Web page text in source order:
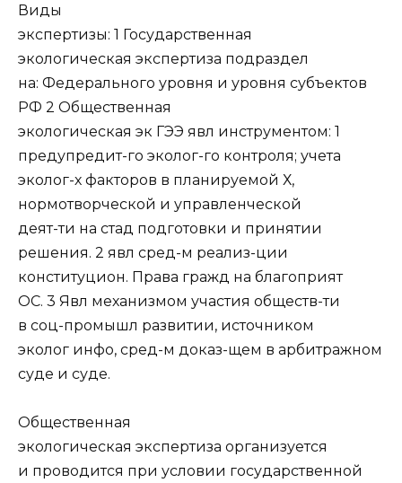
Виды
экспертизы: 1 Государственная
экологическая экспертиза подраздел
на: Федерального уровня и уровня субъектов
РФ 2 Общественная
экологическая эк ГЭЭ явл инструментом: 1
предупредит-го эколог-го контроля; учета
эколог-х факторов в планируемой Х,
нормотворческой и управленческой
деят-ти на стад подготовки и принятии
решения. 2 явл сред-м реализ-ции
конституцион. Права гражд на благоприят
ОС. 3 Явл механизмом участия обществ-ти
в соц-промышл развитии, источником
эколог инфо, сред-м доказ-щем в арбитражном
суде и суде.
Общественная
экологическая экспертиза организуется
и проводится при условии государственной